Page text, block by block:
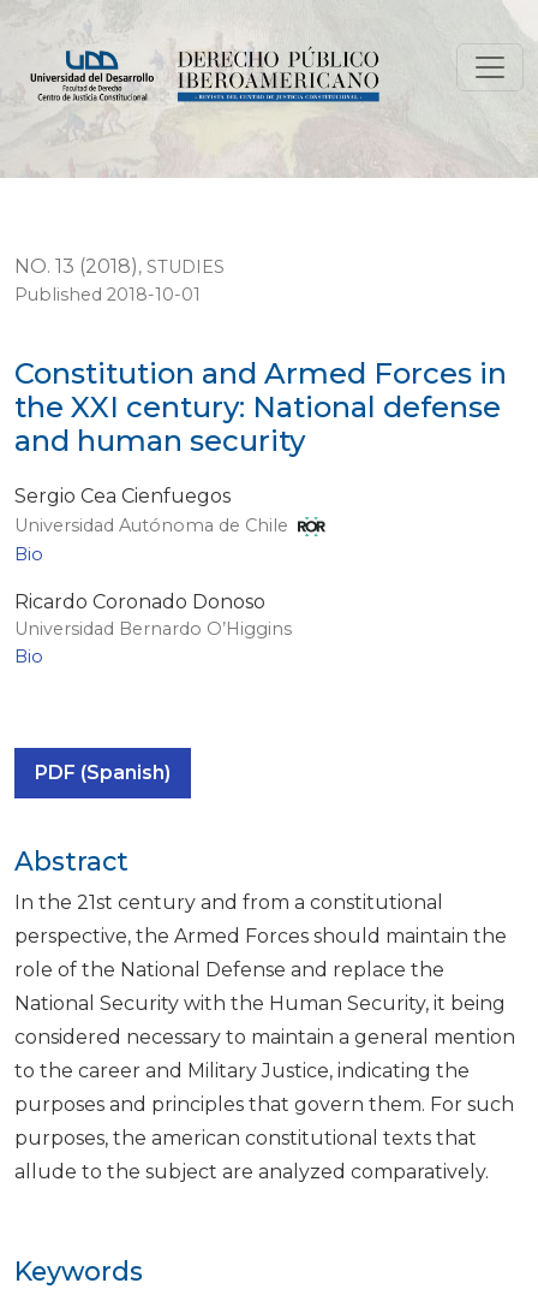
Constitution and Armed Forces in the XXI century:
NO. 13 (2018), STUDIES
Constitution and Armed Forces in
the XXI century: National defense
and human security
Published 2018-10-01
Sergio Cea Cienfuegos
Universidad Autónoma de Chile
Bio
Ricardo Coronado Donoso
Universidad Bernardo O’Higgins
Bio
PDF (Spanish)
Keywords
Abstract
In the 21st century and from a constitutional
perspective, the Armed Forces should maintain the
role of the National Defense and replace the
National Security with the Human Security, it being
considered necessary to maintain a general mention
to the career and Military Justice, indicating the
purposes and principles that govern them. For such
purposes, the american constitutional texts that
allude to the subject are analyzed comparatively.